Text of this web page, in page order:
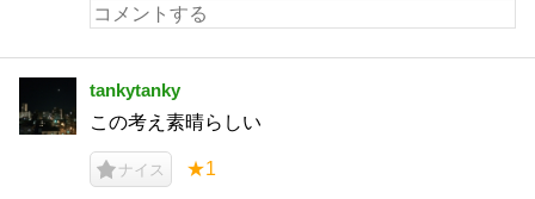
tankytanky
この考え素晴らしい
ナイス ★1